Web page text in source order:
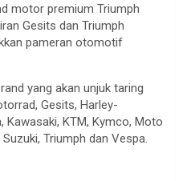
motor premium Triumph
Gesits dan Triumph
pameran otomotif
yang akan unjuk taring
Gesits, Harley-
Kawasaki, KTM, Kymco, Moto
Triumph dan Vespa.